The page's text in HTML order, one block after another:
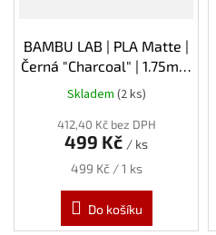
BAMBU LAB | PLA Matte |
Černá "Charcoal" | 1.75mm
| 1kg | Spool
Skladem (2 ks)
412,40 Kč bez DPH
499 Kč / ks
Měrná
499 Kč / 1 ks
Do košíku